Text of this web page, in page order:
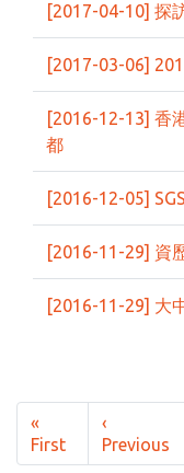
[2017-04-10] 探
[2017-03-06]
[2016-12-13] 香
都
[2016-12-05]
[2016-11-29] 資
[2016-11-29] 大
Pagination
«
FirstFirst page
‹
Previous